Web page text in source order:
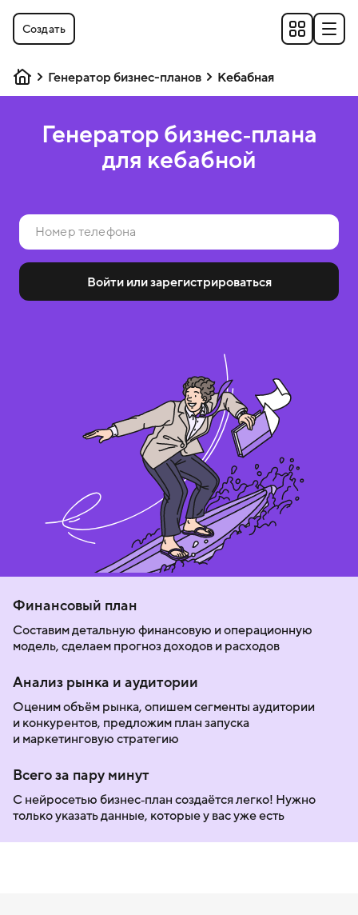
Создать
Генератор бизнес-планов Кебабная
Генератор бизнес‑плана
для кебабной
Войти или зарегистрироваться
Финансовый план
Составим детальную финансовую и операционную
модель, сделаем прогноз доходов и расходов
Анализ рынка и аудитории
Оценим объём рынка, опишем сегменты аудитории
и конкурентов, предложим план запуска
и маркетинговую стратегию
Всего за пару минут
С нейросетью бизнес‑план создаётся легко! Нужно
только указать данные, которые у вас уже есть